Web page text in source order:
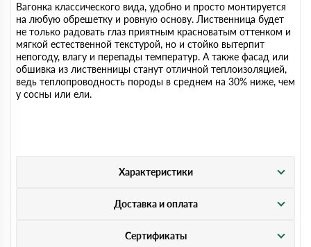
Вагонка классического вида, удобно и просто монтируется
на любую обрешетку и ровную основу. Лиственница будет
не только радовать глаз приятным красноватым оттенком и
мягкой естественной текстурой, но и стойко вытерпит
непогоду, влагу и перепады температур. А также фасад или
обшивка из лиственницы станут отличной теплоизоляцией,
ведь теплопроводность породы в среднем на 30% ниже, чем
у сосны или ели.
Характеристики
Доставка и оплата
Сертификаты